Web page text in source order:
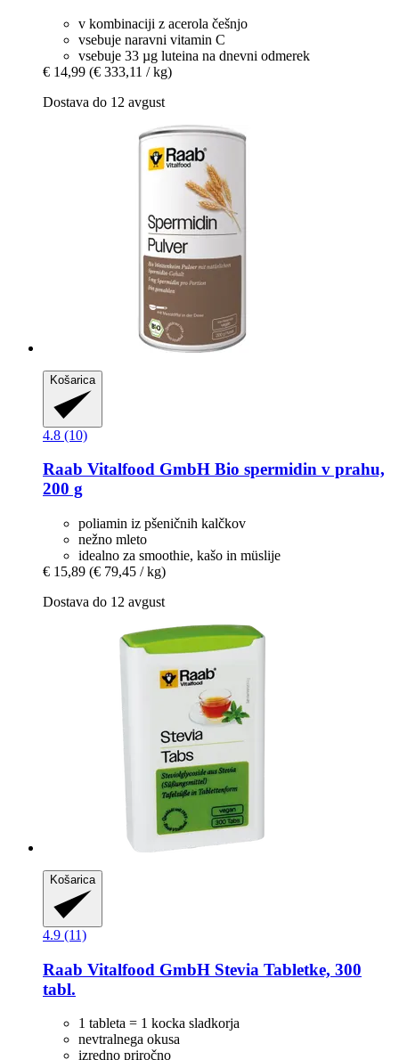
v kombinaciji z acerola češnjo
vsebuje naravni vitamin C
vsebuje 33 µg luteina na dnevni odmerek
€ 14,99 (€ 333,11 / kg)
Dostava do 12 avgust
Košarica
4.8 (10)
Raab Vitalfood GmbH Bio spermidin v prahu,
200 g
poliamin iz pšeničnih kalčkov
nežno mleto
idealno za smoothie, kašo in müslije
€ 15,89 (€ 79,45 / kg)
Dostava do 12 avgust
Košarica
4.9 (11)
Raab Vitalfood GmbH Stevia Tabletke, 300
tabl.
1 tableta = 1 kocka sladkorja
nevtralnega okusa
izredno priročno